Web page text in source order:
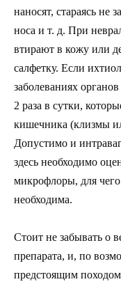
наносят, стараясь не
носа и т. д. При
втирают в кожу или
салфетку. Если
заболеваниях
2 раза в сутки,
кишечника (клизмы
Допустимо и
здесь необходимо
микрофлоры, для чего
необходима.
Стоит не забывать о
препарата, и, по
предстоящим